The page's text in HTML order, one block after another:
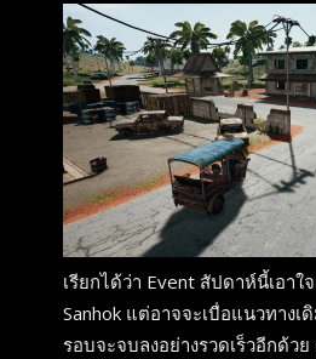
เรียกได้ว่า Event สัปดาห์นี้เอา
Sanhok แต่อาจจะเบื่อแนวทางเ
รอบจะจบลงอย่างรวดเร็วอีกด้ว